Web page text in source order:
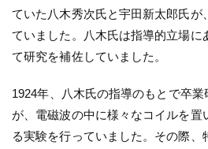
ていた八木秀次氏と宇田新太郎氏が
ていました。八木氏は指導的立場に
て研究を補佐していました。
1924年、八木氏の指導のもとで卒
が、電磁波の中に様々なコイルを置
る実験を行っていました。その際、